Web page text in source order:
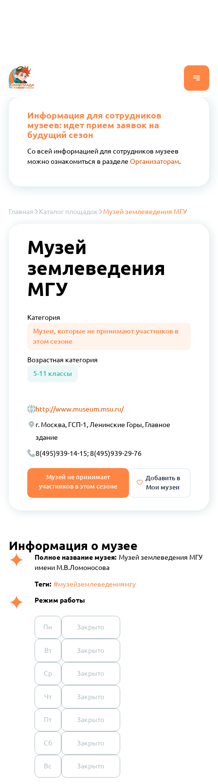
Информация для сотрудников
музеев: идет прием заявок на
будущий сезон
Со всей информацией для сотрудников музеев
можно ознакомиться в разделе Организаторам.
Главная Каталог площадок Музей землеведения МГУ
Музей
землеведения
МГУ
Категория
Музеи, которые не принимают участников в
этом сезоне
Возрастная категория
5-11 классы
http://www.museum.msu.ru/
г. Москва, ГСП-1, Ленинские Горы, Главное
здание
8(495)939-14-15; 8(495)939-29-76
Музей не принимает
участников в этом сезоне
Добавить в
Мои музеи
Информация о музее
Полное название музея: Музей землеведения МГУ
имени М.В.Ломоносова
Теги: #музейземлеведениямгу
Режим работы
Пн Закрыто
Вт Закрыто
Ср Закрыто
Чт Закрыто
Пт Закрыто
Сб Закрыто
Вс Закрыто